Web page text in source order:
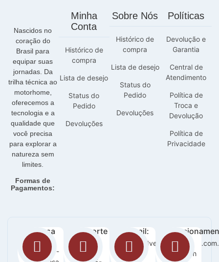
Nascidos no
coração do
Brasil para
equipar suas
jornadas. Da
trilha técnica ao
motorhome,
oferecemos a
tecnologia e a
qualidade que
você precisa
para explorar a
natureza sem
limites.
Formas de
Pagamentos:
Minha
Conta
Histórico de
compra
Lista de desejo
Status do
Pedido
Devoluções
Sobre Nós
Histórico de
compra
Lista de desejo
Status do
Pedido
Devoluções
Políticas
Devolução e
Garantia
Central de
Atendimento
Política de
Troca e
Devolução
Política de
Privacidade
Nossa
loja:
Orla 14 -
Suporte
:
63
E-mail:
Seg -
Sab / 8h